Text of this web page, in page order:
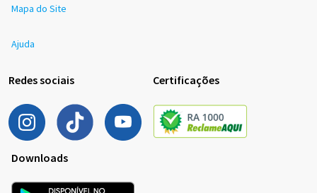
Mapa do Site
Ajuda
Redes sociais Certificações
Downloads